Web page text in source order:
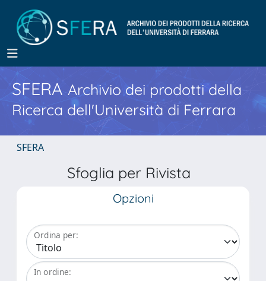
SFERA Archivio dei prodotti della
Ricerca dell'Università di Ferrara
SFERA
Sfoglia per Rivista
Opzioni
Ordina per:
In ordine: